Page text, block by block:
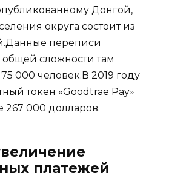
Донгой,
округа состоит из
переписи
общей сложности там
000 человек.В 2019 году
токен «Goodtrae Pay»
267 000 долларов.
платежей